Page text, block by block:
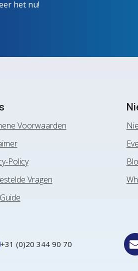
het nu!
Voorwaarden
Policy
Vragen
+31 (0)20 344 90 70